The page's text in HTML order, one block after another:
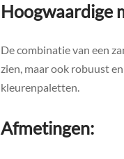
Hoogwaardige
De combinatie van een
zien, maar ook robuust
kleurenpaletten.
Afmetingen: